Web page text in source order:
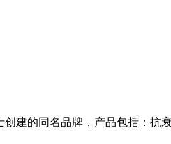
创建的同名品牌，产品包括：